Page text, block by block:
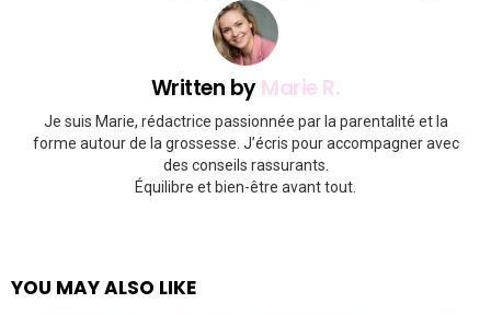
Written byMarie R.
Je suis Marie, rédactrice passionnée par la parentalité et la
forme autour de la grossesse. J’écris pour accompagner avec
des conseils rassurants.
Équilibre et bien-être avant tout.
YOU MAY ALSO LIKE